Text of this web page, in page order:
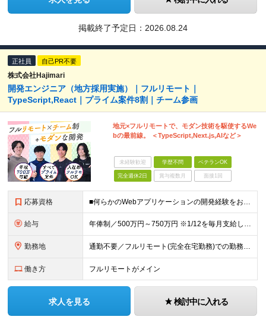
掲載終了予定日： 2026.08.24
正社員 自己PR不要
株式会社Hajimari
開発エンジニア（地方採用実施）｜フルリモート｜
TypeScript,React｜プライム案件8割｜チーム参画
地元×フルリモートで、モダン技術を駆使するWe
bの最前線。 ＜TypeScript,Next.js,AIなど＞
未経験歓迎 学歴不問 ベテランOK
完全週休2日 賞与複数月 面接1回
応募資格 ■何らかのWebアプリケーションの開発経験をお持ちの方 ■学歴不問 ★JavaやPHPでのWeb開発経験はあるけれど、 今後はTypeScriptやNext.jsなどのモダンな環境へシフトしたい、とい
給与 年俸制／500万円～750万円 ※1/12を毎月支給します（月41万6,666円～62万5,000円） ※ご経験や面接時の評価に応じて変動可能性あり ※固定残業代月60時間分（月13万2,980円～1
勤務地 通勤不要／フルリモート(完全在宅勤務)での勤務となります ※以下の通勤圏内にお住まいの場合、原則リモート・出社兼用となりますが、自立して成果を上げられる方はフルリモート勤務が可能です。 《拠点一覧》
働き方 フルリモートがメイン
求人を見る 検討中に入れる